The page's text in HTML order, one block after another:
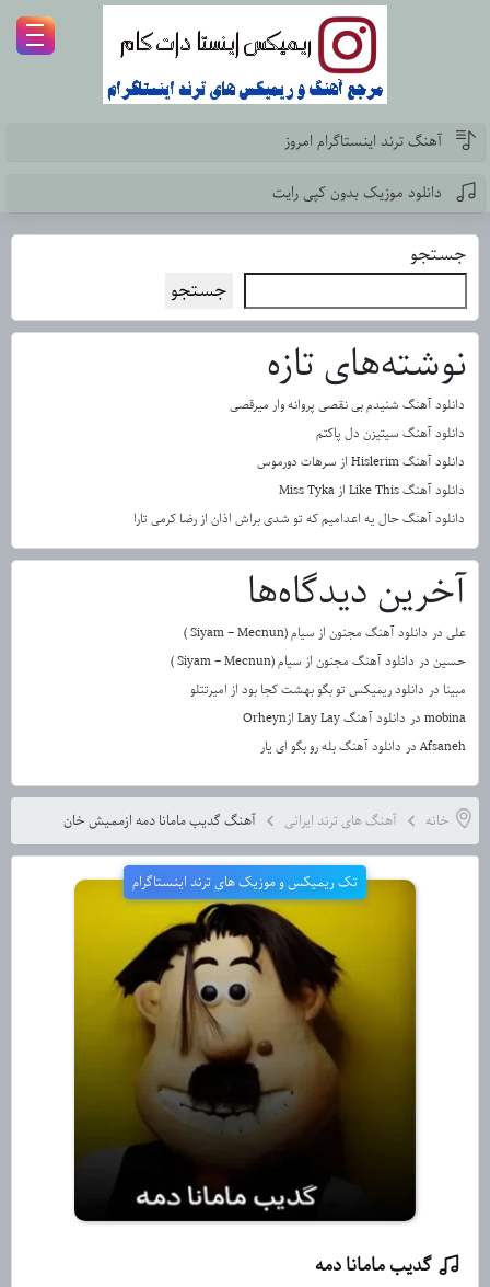
آهنگ ترند اینستاگرام امروز
دانلود موزیک بدون کپی رایت
جستجو
جستجو
نوشته‌های تازه
دانلود آهنگ شنیدم بی نقصی پروانه وار میرقصی
دانلود آهنگ سیتیزن دل پاکتم
دانلود آهنگ Hislerim از سرهات دورموس
دانلود آهنگ Like This از Miss Tyka
دانلود آهنگ حال یه اعدامیم که تو شدی براش اذان از رضا کرمی تارا
آخرین دیدگاه‌ها
علی در دانلود آهنگ مجنون از سیام (Siyam – Mecnun )
حسین در دانلود آهنگ مجنون از سیام (Siyam – Mecnun )
مبینا در دانلود ریمیکس تو بگو بهشت کجا بود از امیرتتلو
mobina در دانلود آهنگ Lay Lay ازOrheyn
Afsaneh در دانلود آهنگ بله رو بگو ای یار
خانه آهنگ های ترند ایرانی آهنگ گدیب مامانا دمه ازممیش خان
تک ریمیکس و موزیک های ترند اینستاگرام
گدیب مامانا دمه